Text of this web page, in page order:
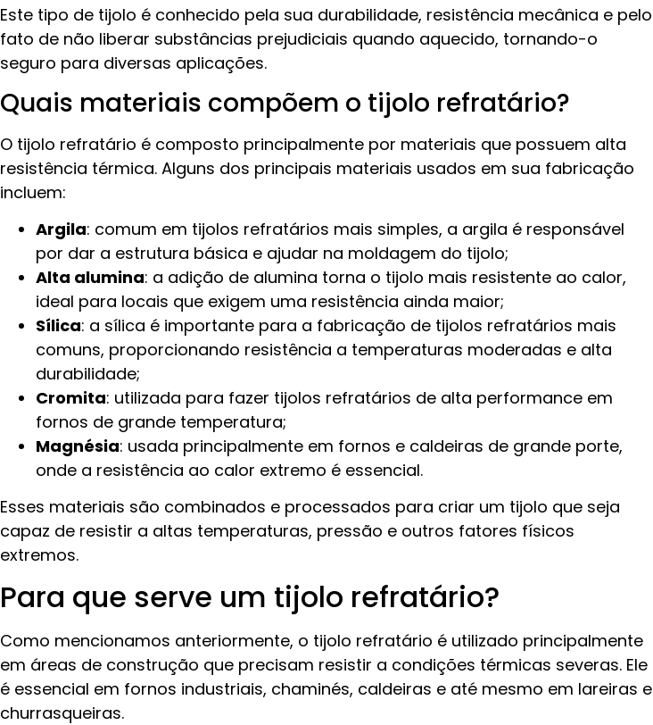
Este tipo de tijolo é conhecido pela sua durabilidade, resistência mecânica e pelo
fato de não liberar substâncias prejudiciais quando aquecido, tornando-o
seguro para diversas aplicações.
Quais materiais compõem o tijolo refratário?
O tijolo refratário é composto principalmente por materiais que possuem alta
resistência térmica. Alguns dos principais materiais usados em sua fabricação
incluem:
Argila: comum em tijolos refratários mais simples, a argila é responsável
por dar a estrutura básica e ajudar na moldagem do tijolo;
Alta alumina: a adição de alumina torna o tijolo mais resistente ao calor,
ideal para locais que exigem uma resistência ainda maior;
Sílica: a sílica é importante para a fabricação de tijolos refratários mais
comuns, proporcionando resistência a temperaturas moderadas e alta
durabilidade;
Cromita: utilizada para fazer tijolos refratários de alta performance em
fornos de grande temperatura;
Magnésia: usada principalmente em fornos e caldeiras de grande porte,
onde a resistência ao calor extremo é essencial.
Esses materiais são combinados e processados para criar um tijolo que seja
capaz de resistir a altas temperaturas, pressão e outros fatores físicos
extremos.
Para que serve um tijolo refratário?
Como mencionamos anteriormente, o tijolo refratário é utilizado principalmente
em áreas de construção que precisam resistir a condições térmicas severas. Ele
é essencial em fornos industriais, chaminés, caldeiras e até mesmo em lareiras e
churrasqueiras.